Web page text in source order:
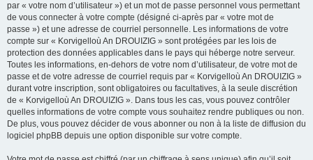
par « votre nom d’utilisateur ») et un mot de passe personnel vous permettant
de vous connecter à votre compte (désigné ci-après par « votre mot de
passe ») et une adresse de courriel personnelle. Les informations de votre
compte sur « Korvigelloù An DROUIZIG » sont protégées par les lois de
protection des données applicables dans le pays qui héberge notre serveur.
Toutes les informations, en-dehors de votre nom d’utilisateur, de votre mot de
passe et de votre adresse de courriel requis par « Korvigelloù An DROUIZIG »
durant votre inscription, sont obligatoires ou facultatives, à la seule discrétion
de « Korvigelloù An DROUIZIG ». Dans tous les cas, vous pouvez contrôler
quelles informations de votre compte vous souhaitez rendre publiques ou non.
De plus, vous pouvez décider de vous abonner ou non à la liste de diffusion du
logiciel phpBB depuis une option disponible sur votre compte.